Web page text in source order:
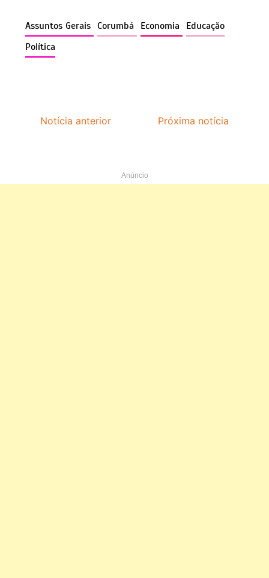
Assuntos Gerais Corumbá Economia
Educação
Política
Notícia anterior Próxima notícia
Anúncio